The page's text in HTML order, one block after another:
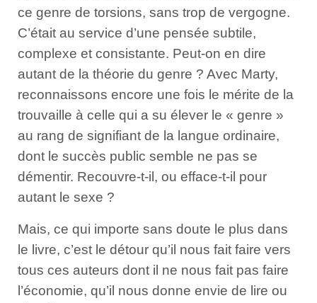
ce genre de torsions, sans trop de vergogne.
C’était au service d’une pensée subtile,
complexe et consistante. Peut-on en dire
autant de la théorie du genre ? Avec Marty,
reconnaissons encore une fois le mérite de la
trouvaille à celle qui a su élever le « genre »
au rang de signifiant de la langue ordinaire,
dont le succès public semble ne pas se
démentir. Recouvre-t-il, ou efface-t-il pour
autant le sexe ?
Mais, ce qui importe sans doute le plus dans
le livre, c’est le détour qu’il nous fait faire vers
tous ces auteurs dont il ne nous fait pas faire
l’économie, qu’il nous donne envie de lire ou